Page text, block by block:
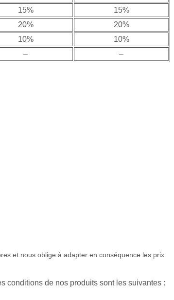
15%
15%
20%
20%
10%
10%
– –
et nous oblige à adapter en conséquence les prix
conditions de nos produits sont les suivantes :